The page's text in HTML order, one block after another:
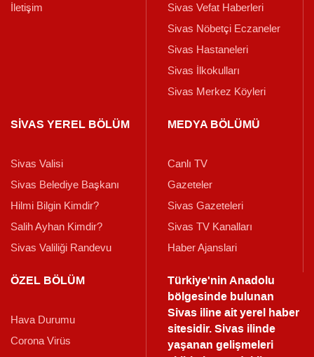
İletişim
Sivas Vefat Haberleri
Sivas Nöbetçi Eczaneler
Sivas Hastaneleri
Sivas İlkokulları
Sivas Merkez Köyleri
SİVAS YEREL BÖLÜM
Sivas Valisi
Sivas Belediye Başkanı
Hilmi Bilgin Kimdir?
Salih Ayhan Kimdir?
Sivas Valiliği Randevu
MEDYA BÖLÜMÜ
Canlı TV
Gazeteler
Sivas Gazeteleri
Sivas TV Kanalları
Haber Ajanslari
ÖZEL BÖLÜM
Hava Durumu
Corona Virüs
Türkiye'nin Anadolu
bölgesinde bulunan
Sivas iline ait yerel haber
sitesidir. Sivas ilinde
yaşanan gelişmeleri